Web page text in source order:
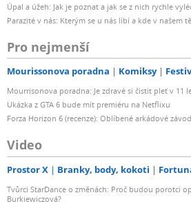
Úpal a úžeh: Jak je poznat a jak se z nich rychle
Parazité v nás: Kterým se u nás líbí a kde v našem
Pro nejmenší
Mourissonova poradna Komiksy
Mourrisonova poradna: Je zdravé si čistit pleť v 11
Ukázka z GTA 6 bude mít premiéru na Netflixu
Forza Horizon 6 (recenze): Oblíbené arkádové
Video
Prostor X Branky, body, kokoti
Tvůrci StarDance o změnách: Proč budou porotci
Burkiewiczová?